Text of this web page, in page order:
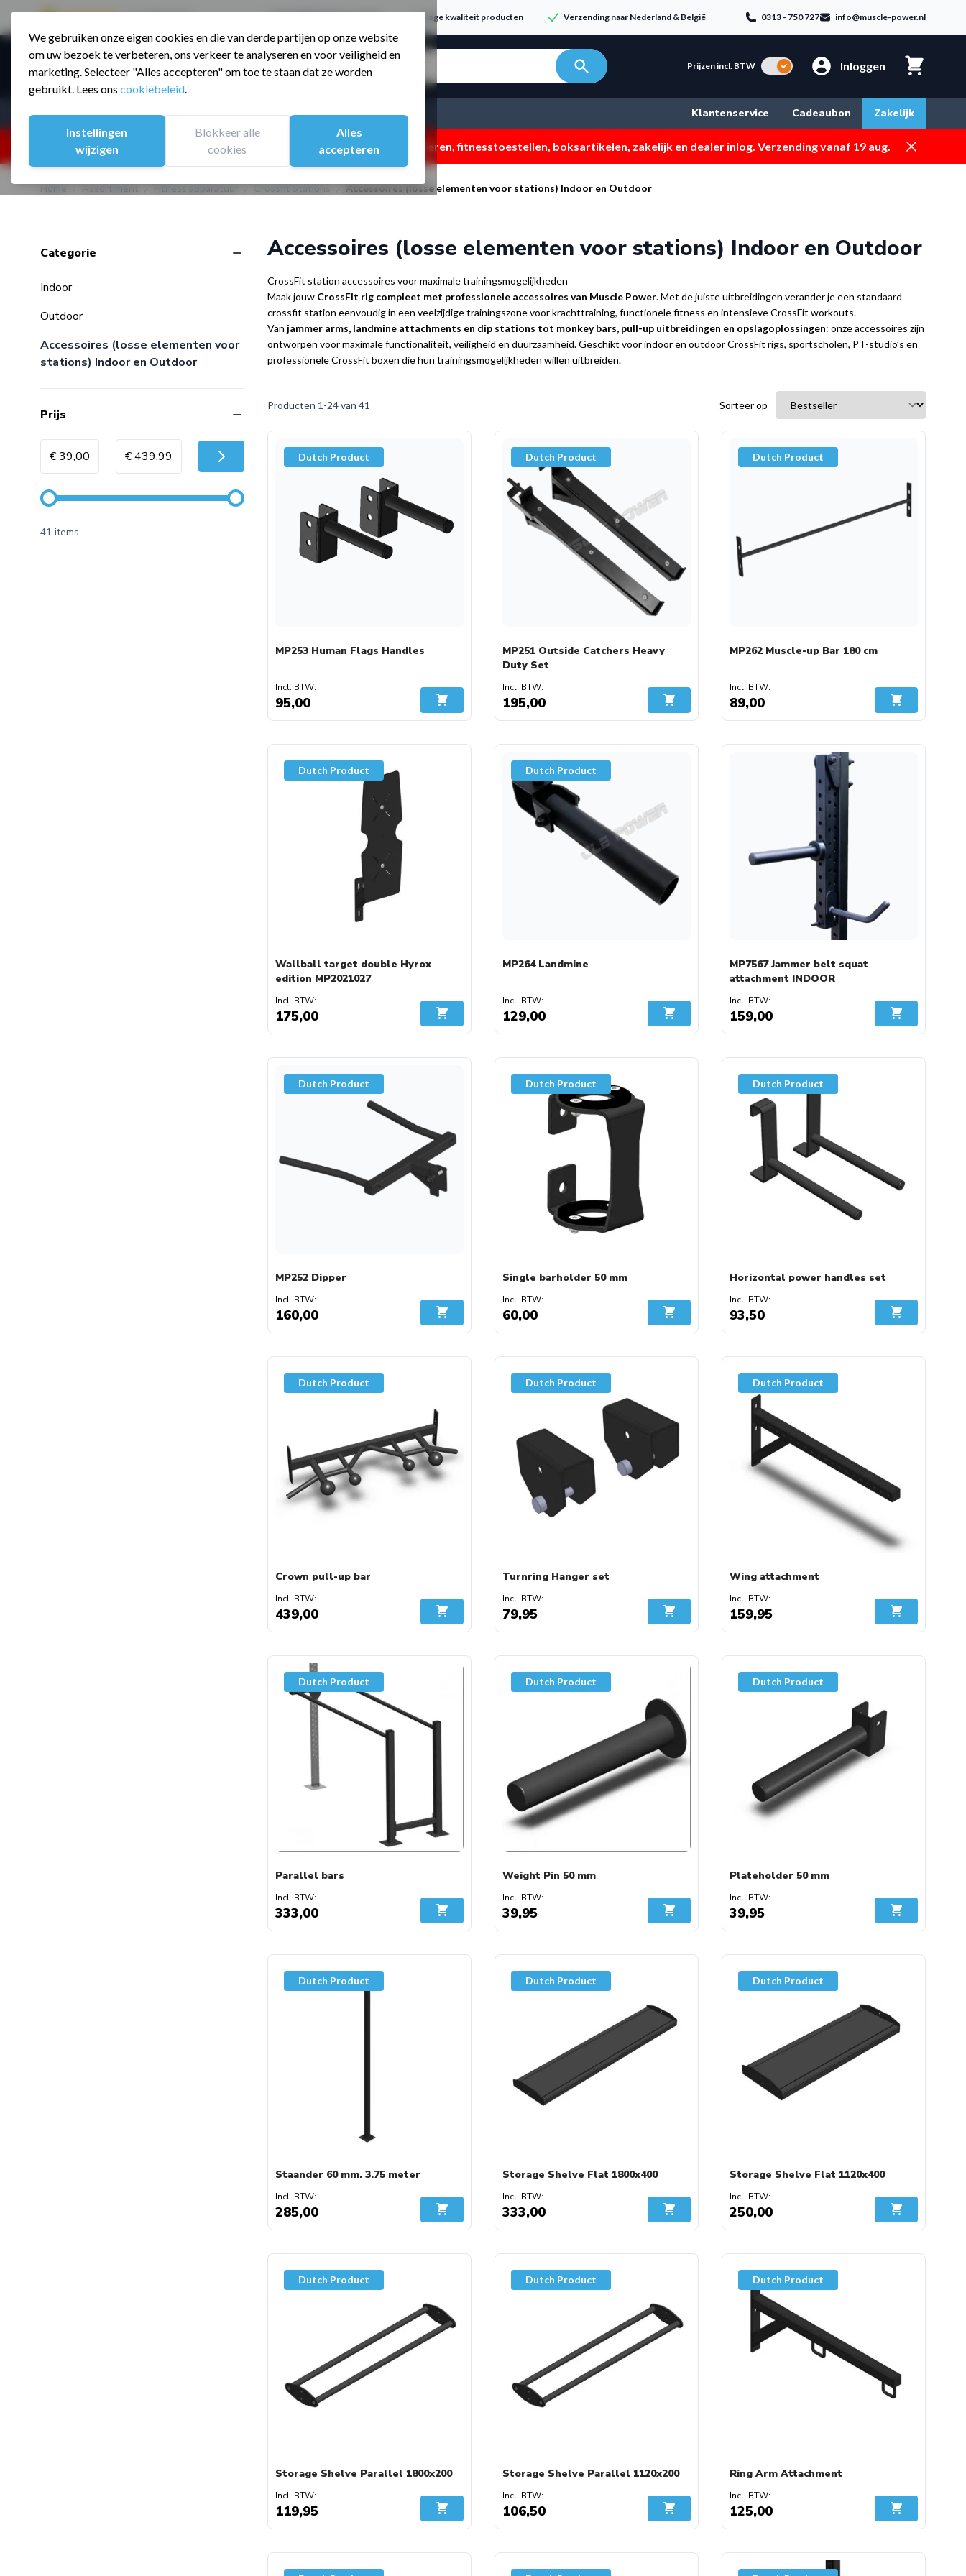
We gebruiken onze eigen cookies en die van derde partijen op onze website
om uw bezoek te verbeteren, ons verkeer te analyseren en voor veiligheid en
marketing. Selecteer "Alles accepteren" om toe te staan dat ze worden
gebruikt. Lees ons cookiebeleid.
Instellingen
wijzigen
Blokkeer alle
cookies
Alles
accepteren
Hoge kwaliteit producten Verzending naar Nederland & België 0313 - 750 727 info@muscle-power.nl
Ga naar de inhoud
Producten zoeken...
Prijzen incl. BTW Incl. BTW Inloggen
Assortiment Sporten Klantenservice Cadeaubon Zakelijk
25% korting ivm vakantiesluiting. Gebruik code: ZOMERMP. muv vloeren, fitnesstoestellen, boksartikelen, zakelijk en dealer inlog. Verzending vanaf 19 aug. Dismiss
Home / Assortiment / Fitness apparatuur / Crossfit Stations / Accessoires (losse elementen voor stations) Indoor en Outdoor
Categorie
Indoor
Outdoor
Accessoires (losse elementen voor
stations) Indoor en Outdoor
Prijs
Minimum value
€ 39,00 Maximale Waarde
€ 439,99
41 items
Accessoires (losse elementen voor stations) Indoor en Outdoor
CrossFit station accessoires voor maximale trainingsmogelijkheden
Maak jouw CrossFit rig compleet met professionele accessoires van Muscle Power. Met de juiste uitbreidingen verander je een standaard
crossfit station eenvoudig in een veelzijdige trainingszone voor krachttraining, functionele fitness en intensieve CrossFit workouts.
Van jammer arms, landmine attachments en dip stations tot monkey bars, pull-up uitbreidingen en opslagoplossingen: onze accessoires zijn
ontworpen voor maximale functionaliteit, veiligheid en duurzaamheid. Geschikt voor indoor en outdoor CrossFit rigs, sportscholen, PT-studio’s en
professionele CrossFit boxen die hun trainingsmogelijkheden willen uitbreiden.
Producten 1 -24van 41 Sorteer op
Dutch Product
MP253 Human Flags Handles
95,00 In Winkelwagen
Dutch Product
MP251 Outside Catchers Heavy
Duty Set
195,00 In Winkelwagen
Dutch Product
MP262 Muscle-up Bar 180 cm
89,00 In
Dutch Product
Wallball target double Hyrox
edition MP2021027
175,00 In Winkelwagen
Dutch Product
MP264 Landmine
129,00 In Winkelwagen
MP7567 Jammer belt squat
attachment INDOOR
159,00 In
Dutch Product
MP252 Dipper
160,00 In Winkelwagen
Dutch Product
Single barholder 50 mm
60,00 In Winkelwagen
Dutch Product
Horizontal power handles set
93,50 In
Dutch Product
Crown pull-up bar
439,00 In Winkelwagen
Dutch Product
Turnring Hanger set
79,95 In Winkelwagen
Dutch Product
Wing attachment
159,95 In
Dutch Product
Parallel bars
333,00 In Winkelwagen
Dutch Product
Weight Pin 50 mm
39,95 In Winkelwagen
Dutch Product
Plateholder 50 mm
39,95 In
Dutch Product
Staander 60 mm. 3.75 meter
285,00 In Winkelwagen
Dutch Product
Storage Shelve Flat 1800x400
333,00 In Winkelwagen
Dutch Product
Storage Shelve Flat 1120x400
250,00 In
Dutch Product
Storage Shelve Parallel 1800x200
119,95 In Winkelwagen
Dutch Product
Storage Shelve Parallel 1120x200
106,50 In Winkelwagen
Dutch Product
Ring Arm Attachment
125,00 In
Afwijzen